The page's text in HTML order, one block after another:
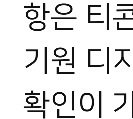
항은 티
기원 디
확인이